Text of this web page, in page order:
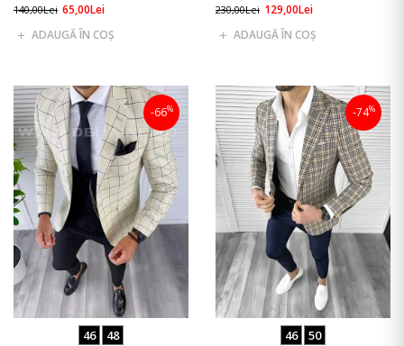
140,00Lei 65,00Lei
ADAUGĂ ÎN COŞ
230,00Lei 129,00Lei
ADAUGĂ ÎN COŞ
-66%
46 48
-74%
46 50